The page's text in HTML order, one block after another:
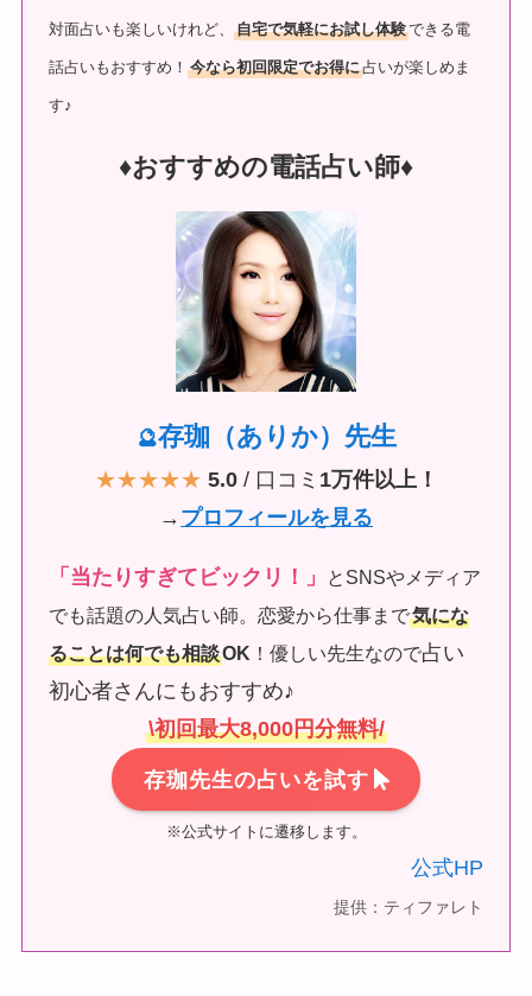
対面占いも楽しいけれど、自宅で気軽にお試し体験できる電
話占いもおすすめ！今なら初回限定でお得に占いが楽しめま
す♪
♦︎おすすめの電話占い師♦︎
🔮存珈（ありか）先生
★★★★★ 5.0/ 口コミ 1万件以上！
→ プロフィールを見る
「当たりすぎてビックリ！」
とSNSやメディア
でも話題の人気占い師。恋愛から仕事まで気にな
ることは何でも相談OK ！優しい先生なので占い
初心者さんにもおすすめ♪
\初回最大8,000円分無料/
存珈先生の占いを試す
※公式サイトに遷移します。
公式HP
提供：ティファレト